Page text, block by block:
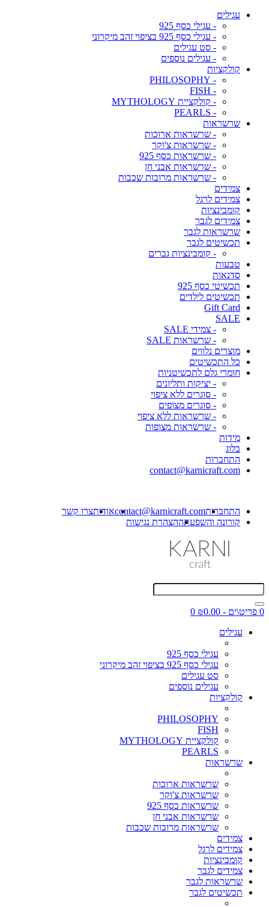
עגילים
- עגילי כסף 925
- עגילי כסף 925 בציפוי זהב מיקרוני
- סט עגילים
- עגילים נוספים
קולקציות
- PHILOSOPHY
- FISH
- קולקציית MYTHOLOGY
- PEARLS
שרשראות
- שרשראות ארוכות
- שרשראות צ'וקר
- שרשראות כסף 925
- שרשראות אבני חן
- שרשראות מרובות שכבות
צמידים
צמידים לרגל
קומבינציות
צמידים לגבר
שרשראות לגבר
תכשיטים לגבר
- קומבינציות גברים
טבעות
סדנאות
תכשיטי כסף 925
תכשיטים לילדים
Gift Card
SALE
- צמידי SALE
- שרשראות SALE
מוצרים נלווים
כל התכשיטים
חומרי גלם לתכשיטניות
- יציקות ותליונים
- סוגרים ללא ציפוי
- סוגרים מצופים
- שרשראות ללא ציפוי
- שרשראות מצופות
מידות
בלוג
התחברות
contact@karnicraft.com
התחברותcontact@karnicraft.comאודותצרו קשר
קורונה והשפעתההצהרת נגישות
0 פריט\ים - ₪0.00
0
עגילים
עגילי כסף 925
עגילי כסף 925 בציפוי זהב מיקרוני
סט עגילים
עגילים נוספים
קולקציות
PHILOSOPHY
FISH
קולקציית MYTHOLOGY
PEARLS
שרשראות
שרשראות ארוכות
שרשראות צ'וקר
שרשראות כסף 925
שרשראות אבני חן
שרשראות מרובות שכבות
צמידים
צמידים לרגל
קומבינציות
צמידים לגבר
שרשראות לגבר
תכשיטים לגבר